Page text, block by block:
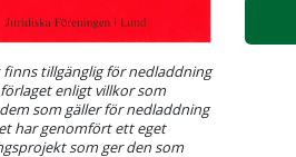
finns tillgänglig för nedladdning
enligt villkor som
som gäller för nedladdning
har genomfört ett eget
som ger den som